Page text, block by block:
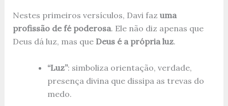
Nestes primeiros versículos, Davi faz uma
profissão de fé poderosa. Ele não diz apenas que
Deus dá luz, mas que Deus é a própria luz.
“Luz”: simboliza orientação, verdade,
presença divina que dissipa as trevas do
medo.